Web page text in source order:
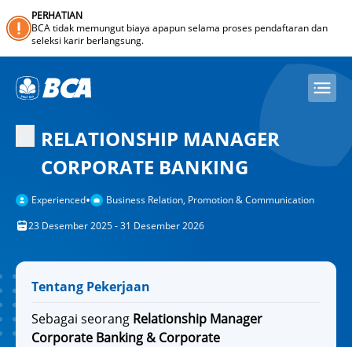
PERHATIAN
BCA tidak memungut biaya apapun selama proses pendaftaran dan
seleksi karir berlangsung.
RELATIONSHIP MANAGER
CORPORATE BANKING
Experienced•
Business Relation, Promotion & Communication
23 Desember 2025 - 31 Desember 2026
Tentang Pekerjaan
Sebagai seorang Relationship Manager
Corporate Banking & Corporate